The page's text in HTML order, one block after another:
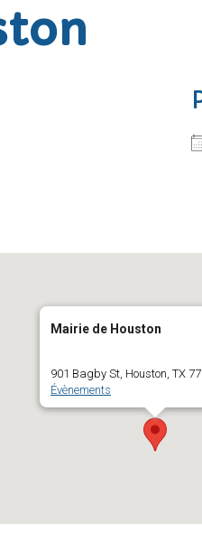
Mairie de Houston
901 Bagby St, Houston, TX
Évènements